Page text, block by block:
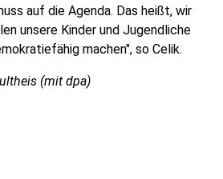
auf die Agenda. Das heißt, wir
unsere Kinder und Jugendliche
machen", so Celik.
(mit dpa)